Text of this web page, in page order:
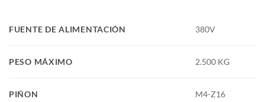
FUENTE DE ALIMENTACIÓN 380V
PESO MÁXIMO 2.500 KG
PIÑON M4-Z16